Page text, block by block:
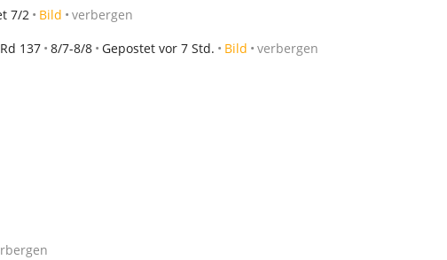
7/2 Bild verbergen
137 8/7-8/8 Gepostet vor 7 Std. Bild verbergen